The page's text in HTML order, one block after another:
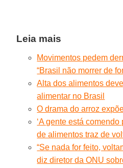
Leia mais
Movimentos pedem
“Brasil não morrer de
Alta dos alimentos
alimentar no Brasil
O drama do arroz
‘A gente está
de alimentos traz de
“Se nada for feito,
diz diretor da ONU